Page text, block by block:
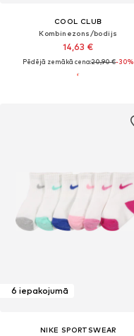
COOL CLUB
Kombinezons/bodijs
14,63 €
Pēdējā zemākā cena:20,90 €-30%
6 iepakojumā
NIKE SPORTSWEAR